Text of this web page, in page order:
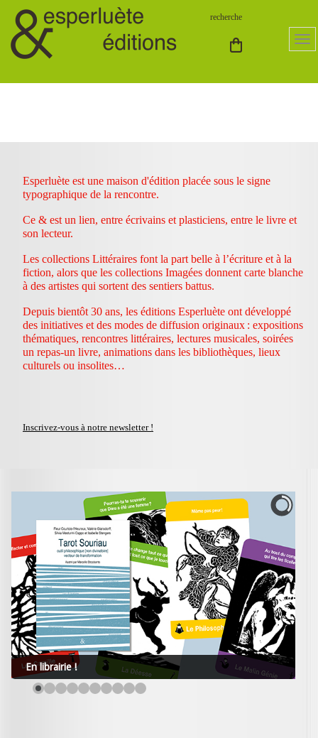
Esperluète est une maison d'édition placée sous le signe
typographique de la rencontre.
Ce & est un lien, entre écrivains et plasticiens, entre le livre et
son lecteur.
Les collections Littéraires font la part belle à l’écriture et à la
fiction, alors que les collections Imagées donnent carte blanche
à des artistes qui sortent des sentiers battus.
Depuis bientôt 30 ans, les éditions Esperluète ont développé
des initiatives et des modes de diffusion originaux : expositions
thématiques, rencontres littéraires, lectures musicales, soirées
un repas-un livre, animations dans les bibliothèques, lieux
culturels ou insolites…
Inscrivez-vous à notre newsletter !
En librairie !